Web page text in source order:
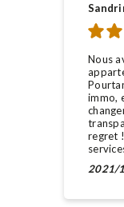
Nous
immo,
regret
2021/